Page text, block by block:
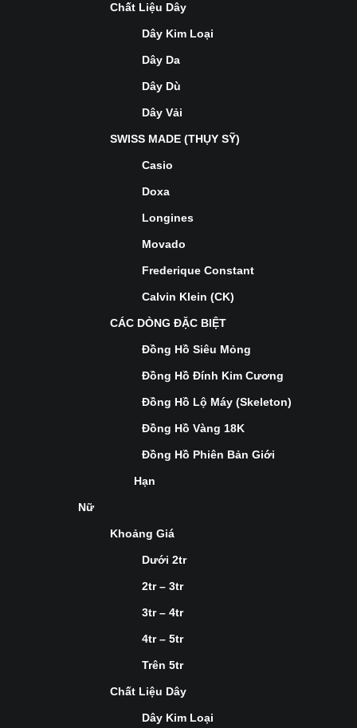
Chất Liệu Dây
Dây Kim Loại
Dây Da
Dây Dù
Dây Vải
SWISS MADE (THỤY SỸ)
Casio
Doxa
Longines
Movado
Frederique Constant
Calvin Klein (CK)
CÁC DÒNG ĐẶC BIỆT
Đồng Hồ Siêu Mỏng
Đồng Hồ Đính Kim Cương
Đồng Hồ Lộ Máy (Skeleton)
Đồng Hồ Vàng 18K
Đồng Hồ Phiên Bản Giới
Hạn
Nữ
Khoảng Giá
Dưới 2tr
2tr – 3tr
3tr – 4tr
4tr – 5tr
Trên 5tr
Chất Liệu Dây
Dây Kim Loại